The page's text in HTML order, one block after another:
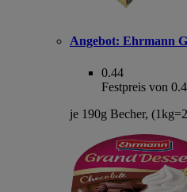
Angebot: Ehrmann
0.44
Festpreis von
je 190g Becher,